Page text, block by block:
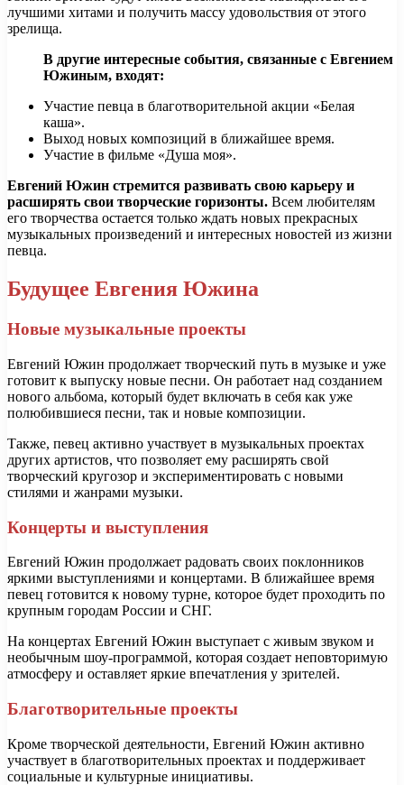
лучшими хитами и получить массу удовольствия от этого
зрелища.
В другие интересные события, связанные с Евгением
Южиным, входят:
Участие певца в благотворительной акции «Белая
каша».
Выход новых композиций в ближайшее время.
Участие в фильме «Душа моя».
Евгений Южин стремится развивать свою карьеру и
расширять свои творческие горизонты. Всем любителям
его творчества остается только ждать новых прекрасных
музыкальных произведений и интересных новостей из жизни
певца.
Будущее Евгения Южина
Новые музыкальные проекты
Евгений Южин продолжает творческий путь в музыке и уже
готовит к выпуску новые песни. Он работает над созданием
нового альбома, который будет включать в себя как уже
полюбившиеся песни, так и новые композиции.
Также, певец активно участвует в музыкальных проектах
других артистов, что позволяет ему расширять свой
творческий кругозор и экспериментировать с новыми
стилями и жанрами музыки.
Концерты и выступления
Евгений Южин продолжает радовать своих поклонников
яркими выступлениями и концертами. В ближайшее время
певец готовится к новому турне, которое будет проходить по
крупным городам России и СНГ.
На концертах Евгений Южин выступает с живым звуком и
необычным шоу-программой, которая создает неповторимую
атмосферу и оставляет яркие впечатления у зрителей.
Благотворительные проекты
Кроме творческой деятельности, Евгений Южин активно
участвует в благотворительных проектах и поддерживает
социальные и культурные инициативы.